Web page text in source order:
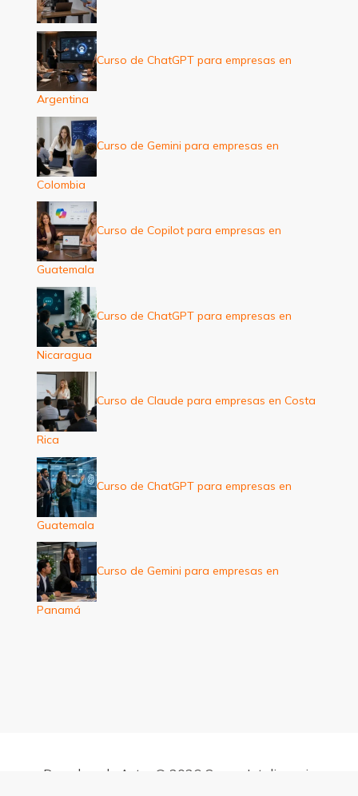
Curso de ChatGPT para empresas en
Argentina
Curso de Gemini para empresas en
Colombia
Curso de Copilot para empresas en
Guatemala
Curso de ChatGPT para empresas en
Nicaragua
Curso de Claude para empresas en Costa
Rica
Curso de ChatGPT para empresas en
Guatemala
Curso de Gemini para empresas en
Panamá
Derechos de Autor © 2026 Cursos Inteligencia